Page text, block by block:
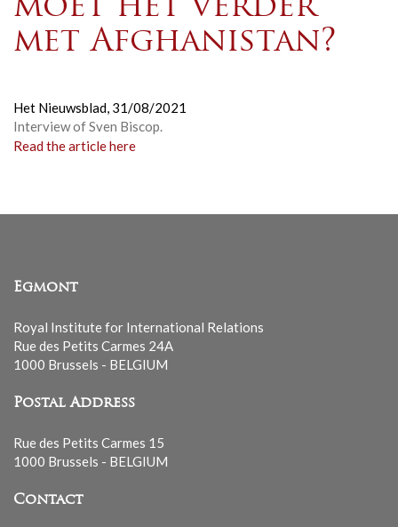
moet het verder
met Afghanistan?
Het Nieuwsblad, 31/08/2021
Interview of Sven Biscop.
Read the article here
Egmont
Royal Institute for International Relations
Rue des Petits Carmes 24A
1000 Brussels - BELGIUM
Postal Address
Rue des Petits Carmes 15
1000 Brussels - BELGIUM
Contact